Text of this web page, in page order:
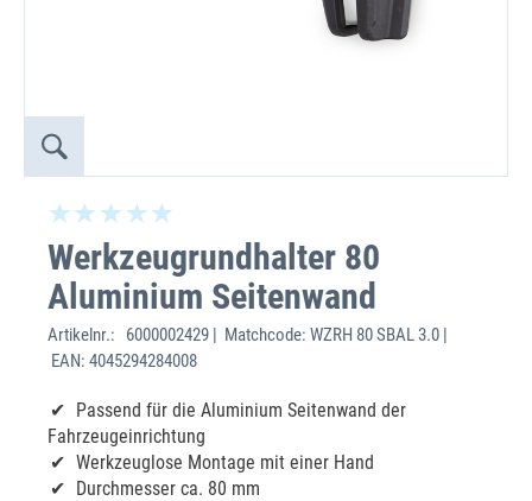
Werkzeugrundhalter 80
Aluminium Seitenwand
Artikelnr.:
6000002429 | Matchcode: WZRH 80 SBAL 3.0 |
EAN: 4045294284008
Passend für die Aluminium Seitenwand der
Fahrzeugeinrichtung
Werkzeuglose Montage mit einer Hand
Durchmesser ca. 80 mm